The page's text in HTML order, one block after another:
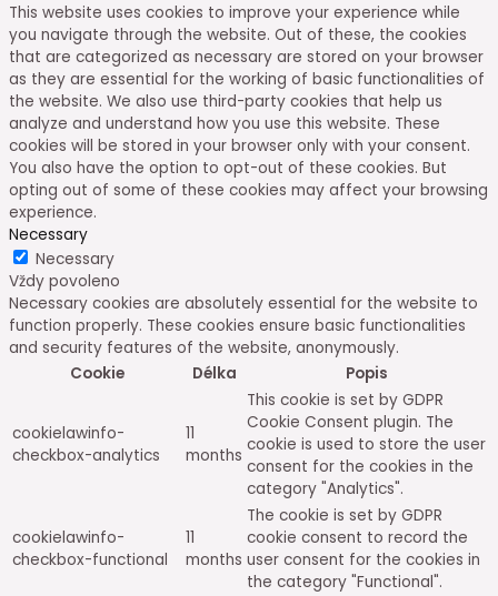
This website uses cookies to improve your experience while
you navigate through the website. Out of these, the cookies
that are categorized as necessary are stored on your browser
as they are essential for the working of basic functionalities of
the website. We also use third-party cookies that help us
analyze and understand how you use this website. These
cookies will be stored in your browser only with your consent.
You also have the option to opt-out of these cookies. But
opting out of some of these cookies may affect your browsing
experience.
Necessary
Necessary
Vždy povoleno
Necessary cookies are absolutely essential for the website to
function properly. These cookies ensure basic functionalities
and security features of the website, anonymously.
Cookie
Délka Popis
cookielawinfo-
checkbox-analytics
11
months
This cookie is set by GDPR
Cookie Consent plugin. The
cookie is used to store the user
consent for the cookies in the
category "Analytics".
cookielawinfo-
checkbox-functional
11
months
The cookie is set by GDPR
cookie consent to record the
user consent for the cookies in
the category "Functional".